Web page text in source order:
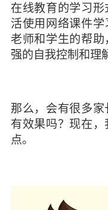
在线教育的学习
活使用网络课件
老师和学生的帮
强的自我控制和理
那么，会有很多家
有效果吗？现在
点。